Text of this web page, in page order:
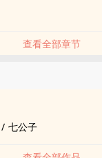
查看全部章节
/ 七公子